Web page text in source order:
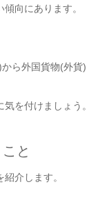
向にあります。
ら外国貨物(外貨)
を付けましょう。
と
介します。